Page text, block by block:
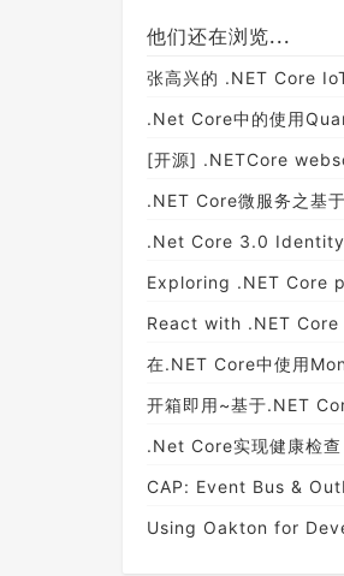
他们还在浏览...
张高兴的 .NET Core
.Net Core中的使用
[开源] .NETCore
.NET Core微服务之基
.Net Core 3.0
Exploring .NET Core
React with .NET
在.NET Core中使用
开箱即用~基于.NET
.Net Core实现健康检查
CAP: Event Bus &
Using Oakton for